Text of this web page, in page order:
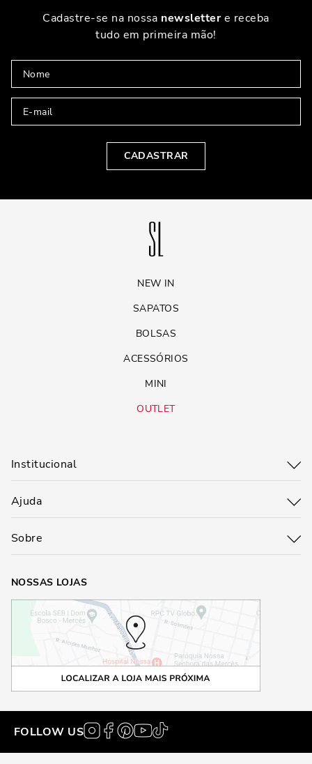
Cadastre-se na nossa newslettere receba
tudo em primeira mão!
CADASTRAR
NEW IN
SAPATOS
BOLSAS
ACESSÓRIOS
MINI
OUTLET
Institucional
Ajuda
Sobre
NOSSAS LOJAS
FOLLOW US